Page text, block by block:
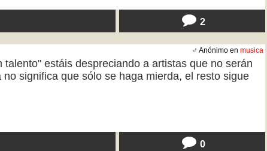
2
♂ Anónimo en musica
estáis despreciando a artistas que no serán
significa que sólo se haga mierda, el resto sigue
0